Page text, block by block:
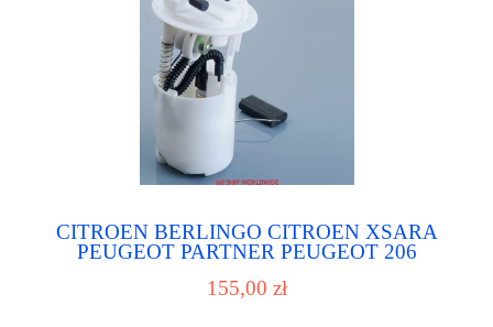
CITROEN BERLINGO CITROEN XSARA
PEUGEOT PARTNER PEUGEOT 206
pompka paliwowa
155,00 zł